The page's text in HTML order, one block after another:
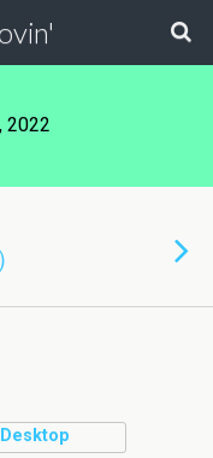
2022
Desktop